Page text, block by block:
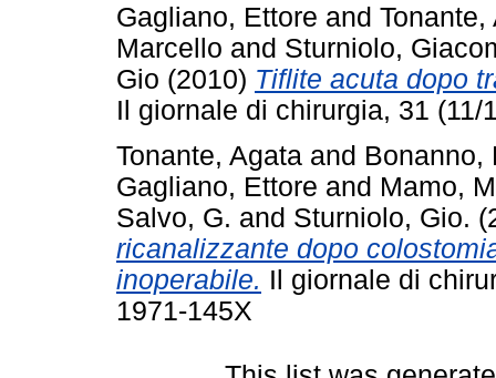
Gagliano, Ettore and Tonante,
Marcello and Sturniolo,
Gio (2010) Tiflite acuta dopo
Il giornale di chirurgia, 31
Tonante, Agata and Bonanno,
Gagliano, Ettore and Mamo,
Salvo, G. and Sturniolo, Gio.
ricanalizzante dopo
inoperabile. Il giornale di
1971-145X